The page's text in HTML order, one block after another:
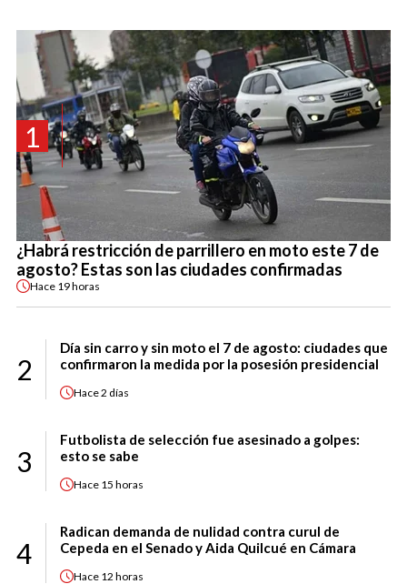
1
¿Habrá restricción de parrillero en moto este 7 de
agosto? Estas son las ciudades confirmadas
Hace 19 horas
2
Día sin carro y sin moto el 7 de agosto: ciudades que
confirmaron la medida por la posesión presidencial
Hace2 días
3
Futbolista de selección fue asesinado a golpes:
esto se sabe
Hace 15 horas
4
Radican demanda de nulidad contra curul de
Cepeda en el Senado y Aida Quilcué en Cámara
Hace 12 horas